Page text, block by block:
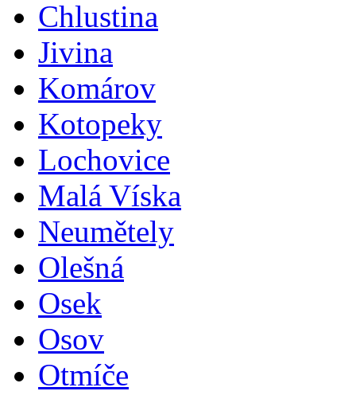
Chlustina
Jivina
Komárov
Kotopeky
Lochovice
Malá Víska
Neumětely
Olešná
Osek
Osov
Otmíče